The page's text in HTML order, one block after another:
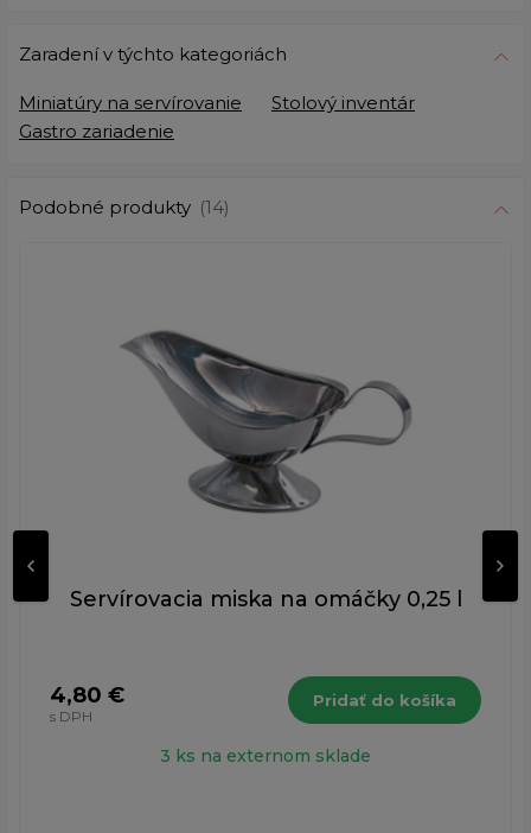
Zaradení v týchto kategoriách
Miniatúry na servírovanie
Stolový inventár
Gastro zariadenie
Podobné produkty (14)
Servírovacia miska na omáčky 0,25 l
4,80 €
s DPH
Pridať do košíka
3 ks na externom sklade